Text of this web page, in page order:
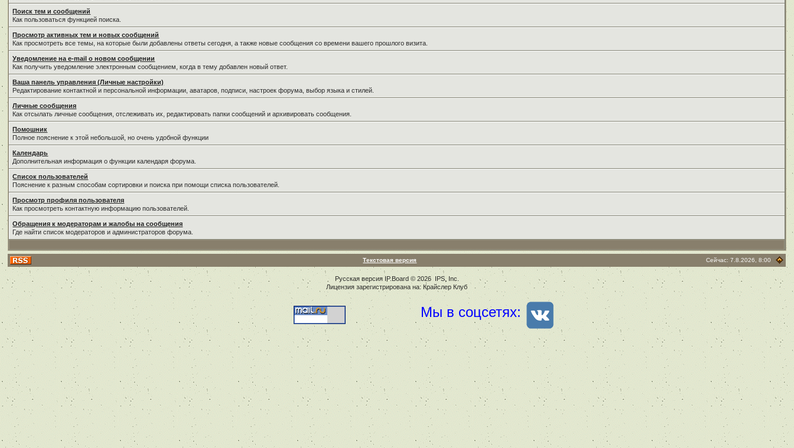
Поиск тем и сообщений
Как пользоваться функцией поиска.
Просмотр активных тем и новых сообщений
Как просмотреть все темы, на которые были добавлены ответы сегодня, а также новые сообщения со времени вашего прошлого визита.
Уведомление на е-mail о новом сообщении
Как получить уведомление электронным сообщением, когда в тему добавлен новый ответ.
Ваша панель управления (Личные настройки)
Редактирование контактной и персональной информации, аватаров, подписи, настроек форума, выбор языка и стилей.
Личные сообщения
Как отсылать личные сообщения, отслеживать их, редактировать папки сообщений и архивировать сообщения.
Помошник
Полное пояснение к этой небольшой, но очень удобной функции
Календарь
Дополнительная информация о функции календаря форума.
Список пользователей
Пояснение к разным способам сортировки и поиска при помощи списка пользователей.
Просмотр профиля пользователя
Как просмотреть контактную информацию пользователей.
Обращения к модераторам и жалобы на сообщения
Где найти список модераторов и администраторов форума.
Текстовая версия Сейчас: 7.8.2026, 8:00
Русская версия IP.Board© 2026 IPS, Inc
Лицензия зарегистрирована на: Крайслер Клуб
Мы в соцсетях: